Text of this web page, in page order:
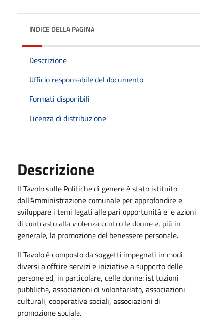
INDICE DELLA PAGINA
Descrizione
Ufficio responsabile del documento
Formati disponibili
Licenza di distribuzione
Descrizione
ll Tavolo sulle Politiche di genere è stato istituito
dall'Amministrazione comunale per approfondire e
sviluppare i temi legati alle pari opportunità e le azioni
di contrasto alla violenza contro le donne e, più in
generale, la promozione del benessere personale.
Il Tavolo è composto da soggetti impegnati in modi
diversi a offrire servizi e iniziative a supporto delle
persone ed, in particolare, delle donne: istituzioni
pubbliche, associazioni di volontariato, associazioni
culturali, cooperative sociali, associazioni di
promozione sociale.